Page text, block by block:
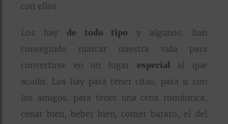
con ellos.
Los hay de todo tipo y algunos, han
conseguido marcar nuestra vida para
convertirse en un lugar especial al que
acudir. Los hay para tener citas, para ir con
los amigos, para tener una cena romántica,
cenar bien, beber bien, comer barato, el del